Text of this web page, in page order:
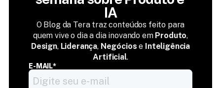
IA
O Blog da Tera traz conteúdos feito para
quem vive o dia a dia inovando em Produto,
Design, Liderança, Negócios e Inteligência
Artificial.
E-MAIL*